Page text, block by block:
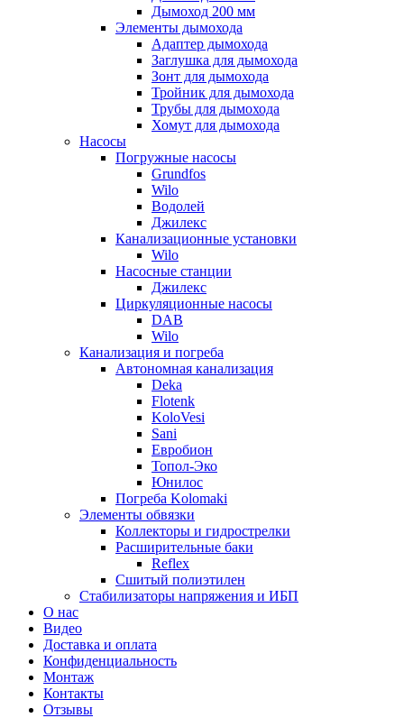
Дымоход 200 мм
Элементы дымохода
Адаптер дымохода
Заглушка для дымохода
Зонт для дымохода
Тройник для дымохода
Трубы для дымохода
Хомут для дымохода
Насосы
Погружные насосы
Grundfos
Wilo
Водолей
Джилекс
Канализационные установки
Wilo
Насосные станции
Джилекс
Циркуляционные насосы
DAB
Wilo
Канализация и погреба
Автономная канализация
Deka
Flotenk
KoloVesi
Sani
Евробион
Топол-Эко
Юнилос
Погреба Kolomaki
Элементы обвязки
Коллекторы и гидрострелки
Расширительные баки
Reflex
Сшитый полиэтилен
Стабилизаторы напряжения и ИБП
О нас
Видео
Доставка и оплата
Конфиденциальность
Монтаж
Контакты
Отзывы